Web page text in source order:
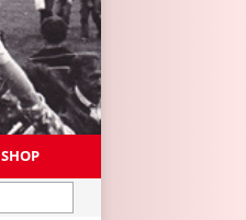
SHOP